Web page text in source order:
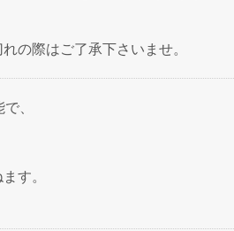
の際はご了承下さいませ。
、
す。